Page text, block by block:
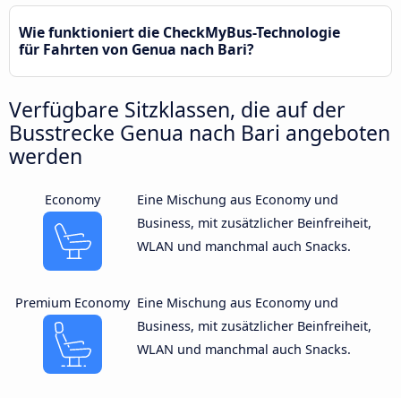
Wie funktioniert die CheckMyBus-Technologie
für Fahrten von Genua nach Bari?
Verfügbare Sitzklassen, die auf der
Busstrecke Genua nach Bari angeboten
werden
Economy
Eine Mischung aus Economy und
Business, mit zusätzlicher Beinfreiheit,
WLAN und manchmal auch Snacks.
Premium Economy Eine Mischung aus Economy und
Business, mit zusätzlicher Beinfreiheit,
WLAN und manchmal auch Snacks.